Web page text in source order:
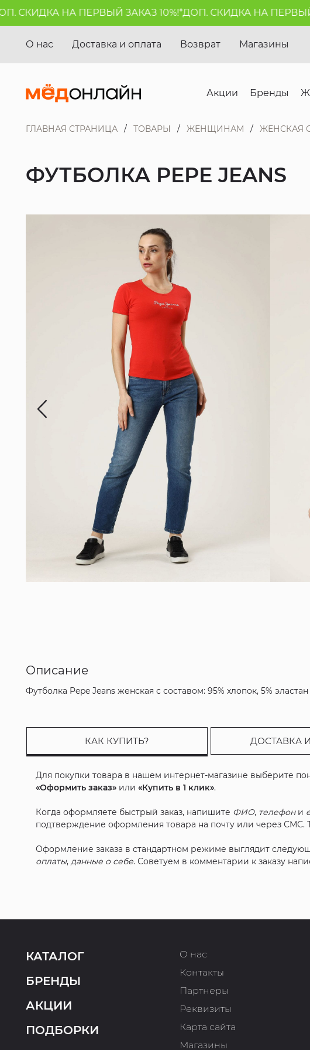
НА ПЕРВЫЙ ЗАКАЗ 10%!*ДОП. СКИДКА НА ПЕРВЫЙ
О нас Доставка и оплата Возврат Магазины
Акции Бренды
ГЛАВНАЯ СТРАНИЦА ТОВАРЫ ЖЕНЩИНАМ ЖЕНСКАЯ
ФУТБОЛКА PEPE JEANS
Описание
Футболка Pepe Jeans женская с составом: 95% хлопок, 5% эластан
КАК КУПИТЬ? ДОСТАВКА
Для покупки товара в нашем интернет-магазине выберите
«Оформить заказ» или«Купить в 1 клик».
Когда оформляете быстрый заказ, напишите ФИО, телефони
подтверждение оформления товара на почту или через СМС.
Оформление заказа в стандартном режиме выглядит
оплаты,данные о себе. Советуем в комментарии к заказу
КАТАЛОГ
БРЕНДЫ
АКЦИИ
ПОДБОРКИ
О нас
Контакты
Партнеры
Реквизиты
Карта сайта
Магазины